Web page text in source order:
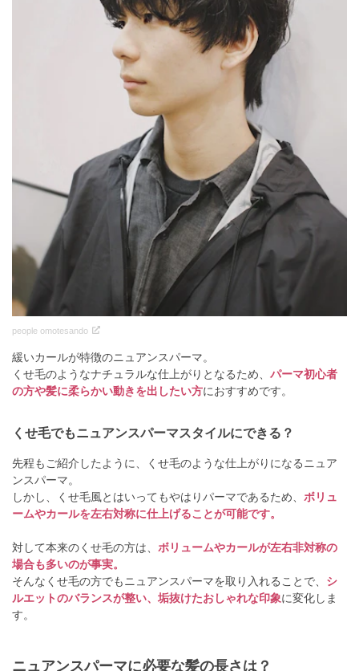
people omotesando
緩いカールが特徴のニュアンスパーマ。
くせ毛のようなナチュラルな仕上がりとなるため、 パーマ初心者
の方や髪に柔らかい動きを出したい方におすすめです。
くせ毛でもニュアンスパーマスタイルにできる？
先程もご紹介したように、くせ毛のような仕上がりになるニュア
ンスパーマ。
しかし、くせ毛風とはいってもやはりパーマであるため、 ボリュ
ームやカールを左右対称に仕上げることが可能です。
対して本来のくせ毛の方は、 ボリュームやカールが左右非対称の
場合も多いのが事実。
そんなくせ毛の方でもニュアンスパーマを取り入れることで、 シ
ルエットのバランスが整い、垢抜けたおしゃれな印象に変化しま
す。
ニュアンスパーマに必要な髪の長さは？